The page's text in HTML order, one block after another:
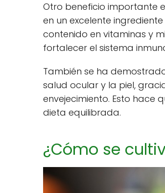
Otro beneficio importante
en un excelente
contenido en vitaminas y
fortalecer el sistema
También se ha
salud ocular y la piel,
envejecimiento. Esto hace
dieta equilibrada.
¿Cómo se